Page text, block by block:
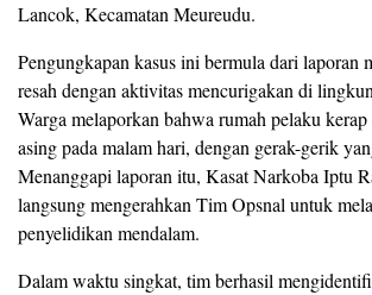
Lancok, Kecamatan Meureudu.
Pengungkapan kasus ini bermula dari laporan
resah dengan aktivitas mencurigakan di
Warga melaporkan bahwa rumah pelaku
asing pada malam hari, dengan gerak-gerik
Menanggapi laporan itu, Kasat Narkoba Iptu
langsung mengerahkan Tim Opsnal untuk
penyelidikan mendalam.
Dalam waktu singkat, tim berhasil